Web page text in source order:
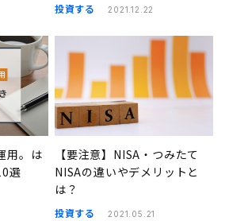
投資する 2021.12.22
用。は
選
【要注意】NISA・つみたて
NISAの違いやデメリットと
は？
投資する 2021.05.21